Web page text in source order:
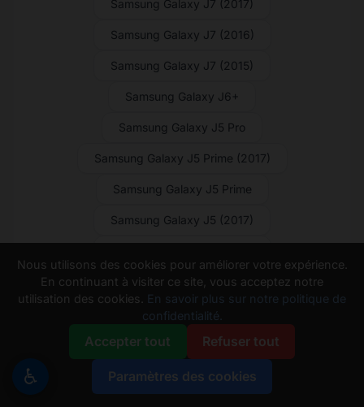
Samsung Galaxy J7 (2017)
Samsung Galaxy J7 (2016)
Samsung Galaxy J7 (2015)
Samsung Galaxy J6+
Samsung Galaxy J5 Pro
Samsung Galaxy J5 Prime (2017)
Samsung Galaxy J5 Prime
Samsung Galaxy J5 (2017)
Samsung Galaxy J5 (2015)
Samsung Galaxy J4 Core
Samsung Galaxy J4+
Samsung Galaxy J3 V (2018)
♿
Nous utilisons des cookies pour améliorer votre expérience.
En continuant à visiter ce site, vous acceptez notre
utilisation des cookies.
En savoir plus sur notre politique de
confidentialité.
Accepter tout Refuser tout
Paramètres des cookies